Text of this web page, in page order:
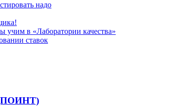
надо
учим в «Лаборатории качества»
ставок
(ПОИНТ)